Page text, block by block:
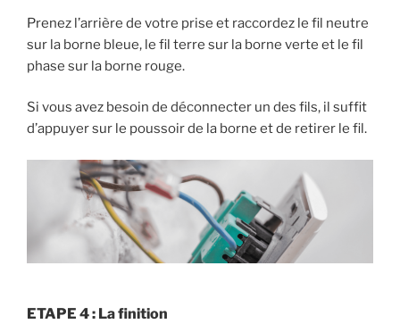
Prenez l’arrière de votre prise et raccordez le fil neutre
sur la borne bleue, le fil terre sur la borne verte et le fil
phase sur la borne rouge.
Si vous avez besoin de déconnecter un des fils, il suffit
d’appuyer sur le poussoir de la borne et de retirer le fil.
ETAPE 4 : La finition